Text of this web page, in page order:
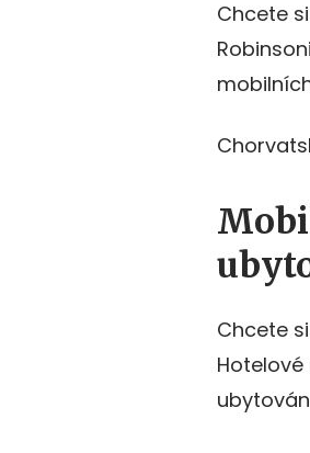
Chcete
Chcete